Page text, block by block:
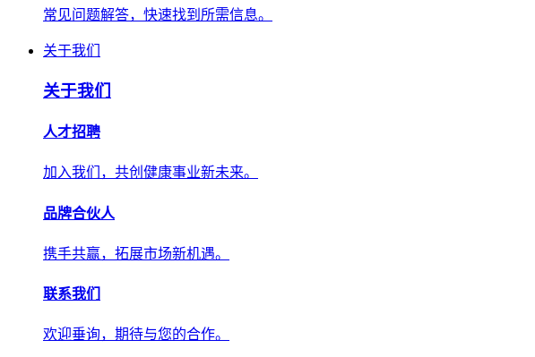
关于我们
人才招聘
加入我们，共创健康事业新未来。
品牌合伙人
携手共赢，拓展市场新机遇。
联系我们
欢迎垂询，期待与您的合作。
138-0904-2500